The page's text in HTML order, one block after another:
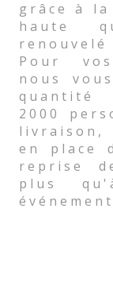
grâce à
haute
Pour
nous
2000
livraison,
en place
reprise
plus